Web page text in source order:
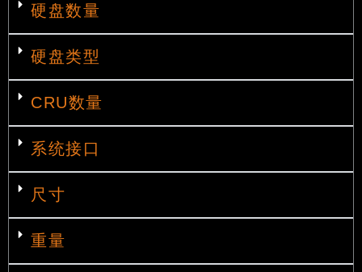
硬盘数量
硬盘类型
CRU数量
系统接口
尺寸
重量